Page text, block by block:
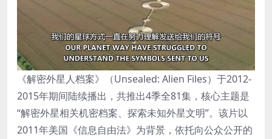
《解密外星人档案》（Unsealed: Alien Files）于2012-
2015年期间陆续播出，共推出4季全81集，核心主题是
“解密外星相关机密档案、探索未知外星文明”。该片以
2011年美国《信息自由法》为背景，依托向公众公开的